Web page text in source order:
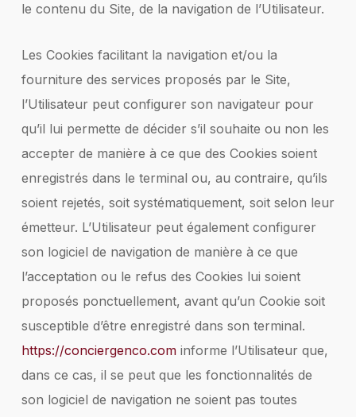
le contenu du Site, de la navigation de l’Utilisateur.
Les Cookies facilitant la navigation et/ou la
fourniture des services proposés par le Site,
l’Utilisateur peut configurer son navigateur pour
qu’il lui permette de décider s’il souhaite ou non les
accepter de manière à ce que des Cookies soient
enregistrés dans le terminal ou, au contraire, qu’ils
soient rejetés, soit systématiquement, soit selon leur
émetteur. L’Utilisateur peut également configurer
son logiciel de navigation de manière à ce que
l’acceptation ou le refus des Cookies lui soient
proposés ponctuellement, avant qu’un Cookie soit
susceptible d’être enregistré dans son terminal.
https://conciergenco.cominforme l’Utilisateur que,
dans ce cas, il se peut que les fonctionnalités de
son logiciel de navigation ne soient pas toutes